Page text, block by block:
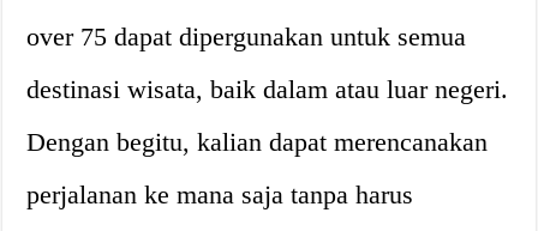
over 75 dapat dipergunakan untuk semua
destinasi wisata, baik dalam atau luar negeri.
Dengan begitu, kalian dapat merencanakan
perjalanan ke mana saja tanpa harus